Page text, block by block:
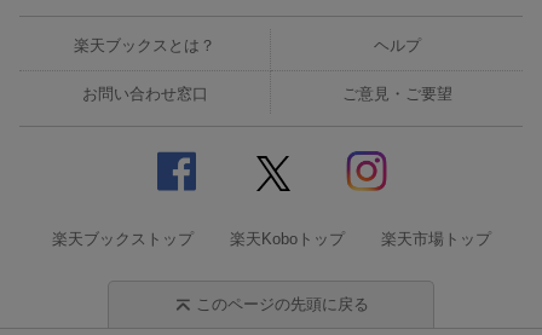
楽天ブックスとは？ ヘルプ
お問い合わせ窓口 ご意見・ご要望
楽天ブックストップ 楽天Koboトップ 楽天市場トップ
このページの先頭に戻る